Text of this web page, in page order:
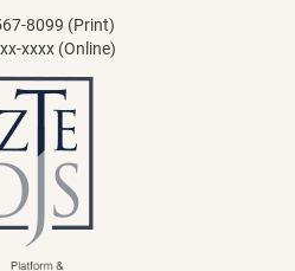
8099 (Print)
xxxx (Online)